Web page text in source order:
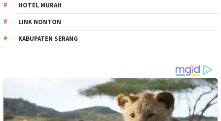
HOTEL MURAH
LINK NONTON
KABUPATEN SERANG